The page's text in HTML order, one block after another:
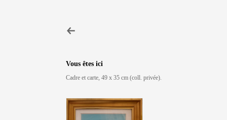
Vous êtes ici
Cadre et carte, 49 x 35 cm (coll. privée).